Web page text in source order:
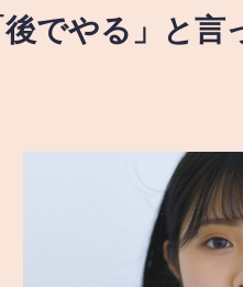
後でやる」と